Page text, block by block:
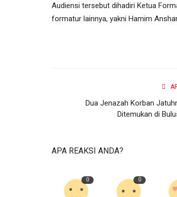
Audiensi tersebut dihadiri Ketua
formatur lainnya, yakni Hamim
Dua Jenazah Korban
Ditemukan di
APA REAKSI ANDA?
0 0